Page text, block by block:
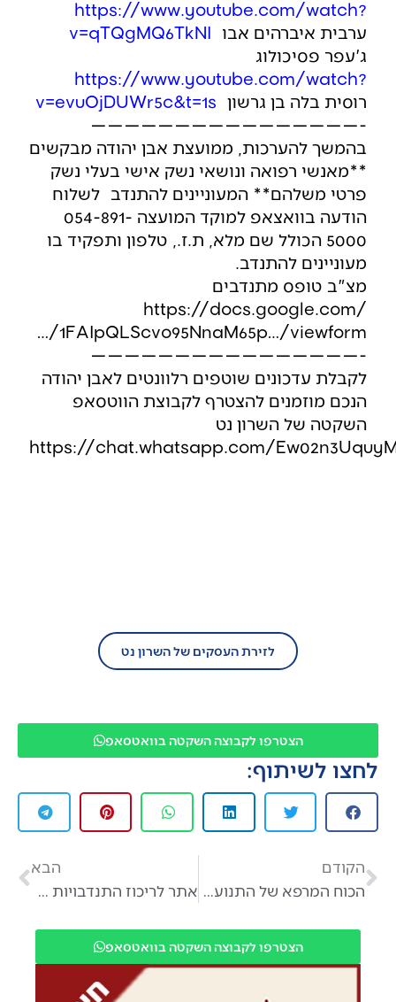
https://www.youtube.com/watch?
v=qTQgMQ6TkNI
ג'עפר פסיכולוג
https://www.youtube.com/watch?
v=evuOjDUWr5c&t=1s רוסית בלה בן גרשון
————————————————-
בהמשך להערכות, ממועצת אבן יהודה מבקשים
**מאנשי רפואה ונושאי נשק אישי בעלי נשק
פרטי משלהם** המעוניינים להתנדב לשלוח
הודעה בוואצאפ למוקד המועצה 054-891-
5000 הכולל שם מלא, ת.ז., טלפון ותפקיד בו
מעוניינים להתנדב.
מצ"ב טופס מתנדבים
https://docs.google.com/
…/1FAIpQLScvo95NnaM65p…/viewform
————————————————-
לקבלת עדכונים שוטפים רלוונטים לאבן יהודה
הנכם מוזמנים להצטרף לקבוצת הווטסאפ
השקטה של השרון נט
https://chat.whatsapp.com/
לזירת העסקים של השרון נט
הצטרפו לקבוצה השקטה בוואטסאפ
לחצו לשיתוף:
הקודם
הכוח המרפא של התנועה: הדרך שלכם לחוסן וליציאה ממשבר. מירב דיין
הבא
אתר לריכוז התנדבויות בזמן ״חרבות ברזל״
הצטרפו לקבוצה השקטה בוואטסאפ